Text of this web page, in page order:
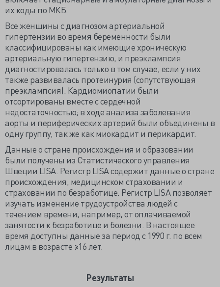
их коды по МКБ.
Все женщины с диагнозом артериальной
гипертензии во время беременности были
классифицированы как имеющие хроническую
артериальную гипертензию, и преэклампсия
диагностировалась только в том случае, если у них
также развивалась протеинурия (сопутствующая
преэклампсия). Кардиомиопатии были
отсортированы вместе с сердечной
недостаточностью; в ходе анализа заболевания
аорты и периферических артерий были объединены в
одну группу, так же как миокардит и перикардит.
Данные о стране происхождения и образовании
были получены из Статистического управления
Швеции LISA. Регистр LISA содержит данные о стране
происхождения, медицинском страховании и
страховании по безработице. Регистр LISA позволяет
изучать изменение трудоустройства людей с
течением времени, например, от оплачиваемой
занятости к безработице и болезни. В настоящее
время доступны данные за период с 1990 г. по всем
лицам в возрасте ≥16 лет.
Результаты